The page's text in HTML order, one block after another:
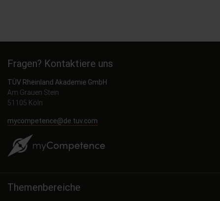
Fragen? Kontaktiere uns
TÜV Rheinland Akademie GmbH
Am Grauen Stein
51105 Köln
mycompetence@de.tuv.com
Themenbereiche